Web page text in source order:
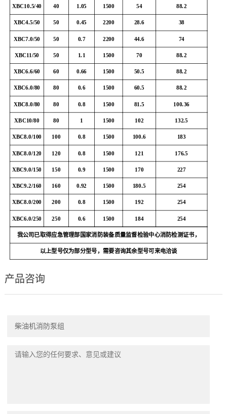
XBC10.5/40 40 1.05 1500 54 88.2
XBC4.5/50 50 0.45 2200 28.6 38
XBC7.0/50 50 0.7 2200 44.6 74
XBC11/50 50 1.1 1500 70 88.2
XBC6.6/60 60 0.66 1500 50.5 88.2
XBC6.0/80 80 0.6 1500 60.5 88.2
XBC8.0/80 80 0.8 1500 81.5 100.36
XBC10/80 80 1 1500 102 132.5
XBC8.0/100 100 0.8 1500 100.6 183
XBC8.0/120 120 0.8 1500 121 176.5
XBC9.0/150 150 0.9 1500 170 227
XBC9.2/160 160 0.92 1500 180.5 254
XBC8.0/200 200 0.8 1500 192 254
XBC6.0/250 250 0.6 1500 184 254
我公司已取得应急管理部国家消防装备质量监督检验中心消防检测证书，
以上型号仅为部分型号，需要咨询其余型号可来电洽谈
产品咨询